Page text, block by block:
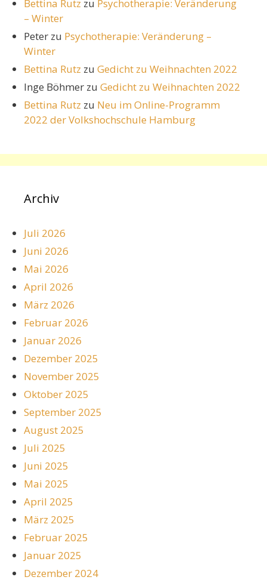
Bettina Rutz zu Psychotherapie: Veränderung
– Winter
Peter zu Psychotherapie: Veränderung –
Winter
Bettina Rutz zu Gedicht zu Weihnachten 2022
Inge Böhmer zu Gedicht zu Weihnachten 2022
Bettina Rutz zu Neu im Online-Programm
2022 der Volkshochschule Hamburg
Archiv
Juli 2026
Juni 2026
Mai 2026
April 2026
März 2026
Februar 2026
Januar 2026
Dezember 2025
November 2025
Oktober 2025
September 2025
August 2025
Juli 2025
Juni 2025
Mai 2025
April 2025
März 2025
Februar 2025
Januar 2025
Dezember 2024